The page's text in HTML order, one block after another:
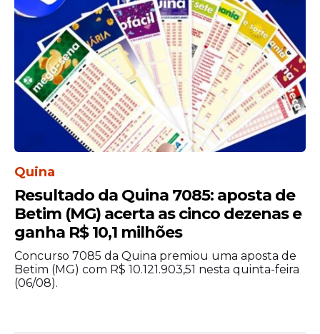
Quina
Resultado da Quina 7085: aposta de
Betim (MG) acerta as cinco dezenas e
ganha R$ 10,1 milhões
Concurso 7085 da Quina premiou uma aposta de
Betim (MG) com R$ 10.121.903,51 nesta quinta-feira
(06/08).